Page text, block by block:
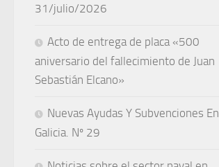
31/julio/2026
Acto de entrega de placa «500
aniversario del fallecimiento de Juan
Sebastián Elcano»
Nuevas Ayudas Y Subvenciones En
Galicia. Nº 29